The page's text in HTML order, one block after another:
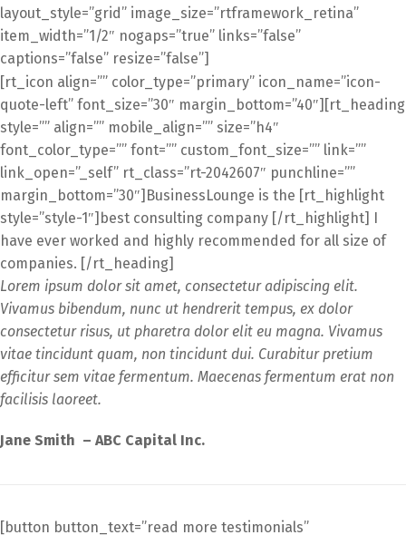
layout_style=”grid” image_size=”rtframework_retina”
item_width=”1/2″ nogaps=”true” links=”false”
captions=”false” resize=”false”]
[rt_icon align=”” color_type=”primary” icon_name=”icon-
quote-left” font_size=”30″ margin_bottom=”40″][rt_heading
style=”” align=”” mobile_align=”” size=”h4″
font_color_type=”” font=”” custom_font_size=”” link=””
link_open=”_self” rt_class=”rt-2042607″ punchline=””
margin_bottom=”30″]BusinessLounge is the [rt_highlight
style=”style-1″]best consulting company [/rt_highlight] I
have ever worked and highly recommended for all size of
companies. [/rt_heading]
Lorem ipsum dolor sit amet, consectetur adipiscing elit.
Vivamus bibendum, nunc ut hendrerit tempus, ex dolor
consectetur risus, ut pharetra dolor elit eu magna. Vivamus
vitae tincidunt quam, non tincidunt dui. Curabitur pretium
efficitur sem vitae fermentum. Maecenas fermentum erat non
facilisis laoreet.
Jane Smith – ABC Capital Inc.
[button button_text=”read more testimonials”